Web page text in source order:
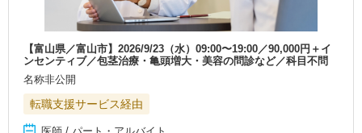
【富山県／富山市】2026/9/23（水）09:00〜19:00／90,000円＋イ
ンセンティブ／包茎治療・亀頭増大・美容の問診など／科目不問
名称非公開
転職支援サービス経由